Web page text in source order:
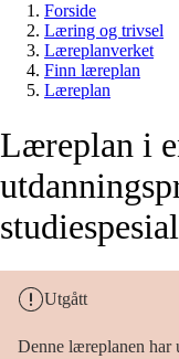
Forside
Læring og trivsel
Læreplanverket
Finn læreplan
Læreplan
Læreplan i
Utgått
Denne læreplanen har